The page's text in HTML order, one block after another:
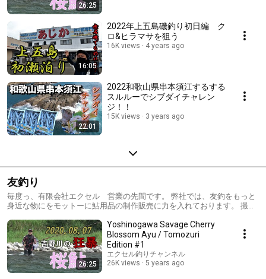
26:25
16:05
2022年上五島磯釣り初日編 ク
ロ&ヒラマサを狙う
16K views 4 years ago
22:01
2022和歌山県串本須江するする
スルルーでシブダイチャレン
ジ！！
15K views 3 years ago
友釣り
毎度っ、有限会社エクセル 営業の先間です。 弊社では、友釣をもっと
身近な物にをモットーに鮎用品の制作販売に力を入れております。 撮影
と思いますが、どうか温かい目でご視聴いただけると幸いです。
26:25
Yoshinogawa Savage Cherry
Blossom Ayu / Tomozuri
Edition #1
エクセル釣りチャンネル
26K views
5 years ago